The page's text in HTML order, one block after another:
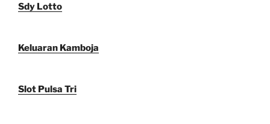
Sdy Lotto
Keluaran Kamboja
Slot Pulsa Tri